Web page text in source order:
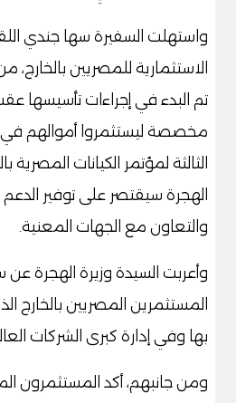
واستهلت السفيرة سها جندي
الاستثمارية للمصريين بالخارج،
تم البدء في إجراءات تأسيسها
مخصصة ليستثمروا أموالهم
الثالثة لمؤتمر الكيانات
الهجرة سيقتصر على توفير
والتعاون مع الجهات المعنية.
وأعربت السيدة وزيرة الهجرة
المستثمرين المصريين بالخارج
بها وفي إدارة كبرى الشركات
ومن جانبهم، أكد المستثمرون